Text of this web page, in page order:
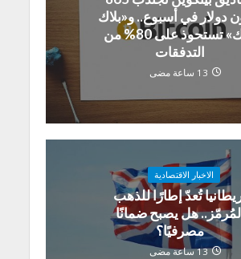
دولار في أسبوع.. و«بلاك
روك» تستحوذ على 80% من
التدفقات
13 ساعة مضى
الاخبار الاقتصادية
تُعدّ إطارًا للذهب
هل يصبح ضمانًا
مصرفيًا؟
13 ساعة مضى